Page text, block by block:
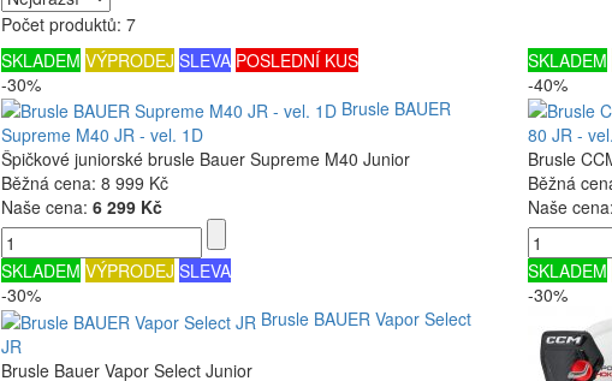
Počet produktů: 7
SKLADEM VÝPRODEJ SLEVA POSLEDNÍ KUS
-30%
Brusle BAUER
Supreme M40 JR - vel. 1D
Špičkové juniorské brusle Bauer Supreme M40 Junior
Běžná cena: 8 999 Kč
Naše cena: 6 299 Kč
SKLADEM
-40%
80 JR -
Brusle
Běžná
Naše
SKLADEM VÝPRODEJ SLEVA
-30%
Brusle BAUER Vapor Select
JR
Brusle Bauer Vapor Select Junior
SKLADEM
-30%